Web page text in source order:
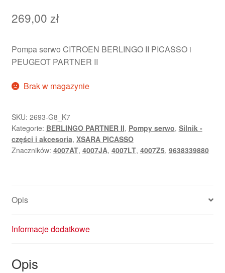
269,00 zł
Pompa serwo CITROEN BERLINGO II PICASSO i
PEUGEOT PARTNER II
Brak w magazynie
SKU: 2693-G8_K7
Kategorie: BERLINGO PARTNER II, Pompy serwo, Silnik -
części i akcesoria, XSARA PICASSO
Znaczników: 4007AT, 4007JA, 4007LT, 4007Z5, 9638339880
Opis
Informacje dodatkowe
Opis